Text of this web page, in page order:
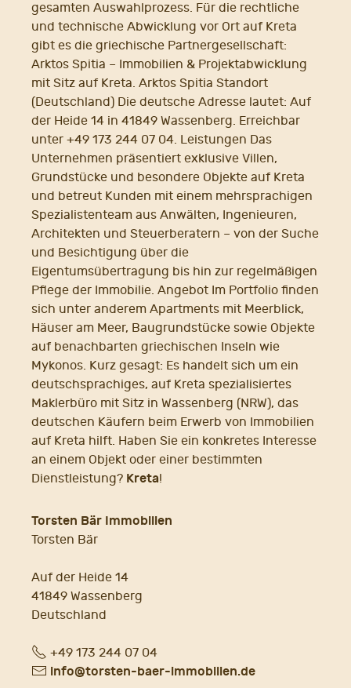
gesamten Auswahlprozess. Für die rechtliche
und technische Abwicklung vor Ort auf Kreta
gibt es die griechische Partnergesellschaft:
Arktos Spitia – Immobilien & Projektabwicklung
mit Sitz auf Kreta. Arktos Spitia Standort
(Deutschland) Die deutsche Adresse lautet: Auf
der Heide 14 in 41849 Wassenberg. Erreichbar
unter +49 173 244 07 04. Leistungen Das
Unternehmen präsentiert exklusive Villen,
Grundstücke und besondere Objekte auf Kreta
und betreut Kunden mit einem mehrsprachigen
Spezialistenteam aus Anwälten, Ingenieuren,
Architekten und Steuerberatern – von der Suche
und Besichtigung über die
Eigentumsübertragung bis hin zur regelmäßigen
Pflege der Immobilie. Angebot Im Portfolio finden
sich unter anderem Apartments mit Meerblick,
Häuser am Meer, Baugrundstücke sowie Objekte
auf benachbarten griechischen Inseln wie
Mykonos. Kurz gesagt: Es handelt sich um ein
deutschsprachiges, auf Kreta spezialisiertes
Maklerbüro mit Sitz in Wassenberg (NRW), das
deutschen Käufern beim Erwerb von Immobilien
auf Kreta hilft. Haben Sie ein konkretes Interesse
an einem Objekt oder einer bestimmten
Dienstleistung? Kreta!
Torsten Bär Immobilien
Torsten Bär
Auf der Heide 14
41849 Wassenberg
Deutschland
Fon+49 173 244 07 04
E- info@torsten-baer-immobilien.de